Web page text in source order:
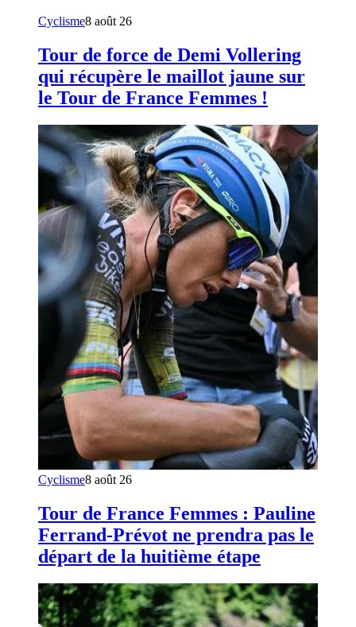
Cyclisme8 août 26
Tour de force de Demi Vollering
qui récupère le maillot jaune sur
le Tour de France Femmes !
Cyclisme8 août 26
Tour de France Femmes : Pauline
Ferrand-Prévot ne prendra pas le
départ de la huitième étape